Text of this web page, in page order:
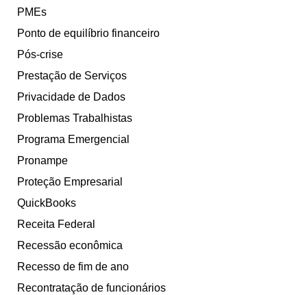
PMEs
Ponto de equilíbrio financeiro
Pós-crise
Prestação de Serviços
Privacidade de Dados
Problemas Trabalhistas
Programa Emergencial
Pronampe
Proteção Empresarial
QuickBooks
Receita Federal
Recessão econômica
Recesso de fim de ano
Recontratação de funcionários